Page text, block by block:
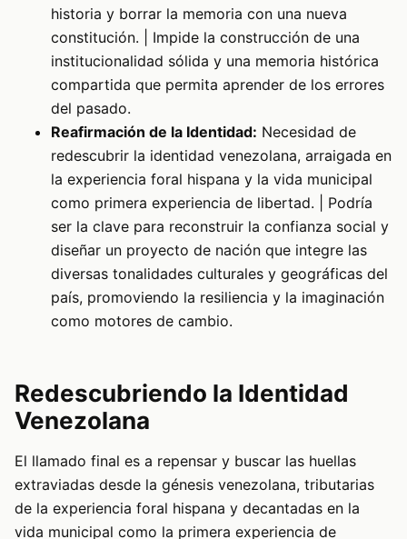
historia y borrar la memoria con una nueva
constitución. | Impide la construcción de una
institucionalidad sólida y una memoria histórica
compartida que permita aprender de los errores
del pasado.
Reafirmación de la Identidad: Necesidad de
redescubrir la identidad venezolana, arraigada en
la experiencia foral hispana y la vida municipal
como primera experiencia de libertad. | Podría
ser la clave para reconstruir la confianza social y
diseñar un proyecto de nación que integre las
diversas tonalidades culturales y geográficas del
país, promoviendo la resiliencia y la imaginación
como motores de cambio.
Redescubriendo la Identidad
Venezolana
El llamado final es a repensar y buscar las huellas
extraviadas desde la génesis venezolana, tributarias
de la experiencia foral hispana y decantadas en la
vida municipal como la primera experiencia de